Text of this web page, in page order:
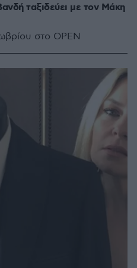
ταξιδεύει με τον Μάκη
στο OPEN